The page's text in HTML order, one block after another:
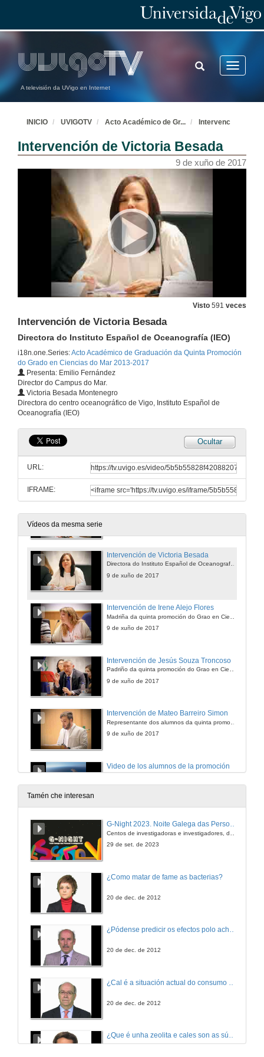
A televisión da UVigo en Internet
Toggle
TOGGLE
SEARCH
INICIO UVIGOTV Acto Académico de Gr... Intervenc
Intervención de Victoria Besada
9 de xuño de 2017
Visto 591 veces
Intervención de Victoria Besada
Directora do Instituto Español de Oceanografía (IEO)
i18n.one.Series:Acto Académico de Graduación da Quinta Promoción
do Grado en Ciencias do Mar 2013-2017
Presenta: Emilio Fernández
Director do Campus do Mar.
Victoria Besada Montenegro
Directora do centro oceanográfico de Vigo, Instituto Español de
Oceanografía (IEO)
Ocultar
URL:
IFRAME:
Vídeos da mesma serie
A cargo da Escola de Música de Vincios
9 de xuño de 2017
Intervención de Jesús Goce Lemos
Intervención de Victoria Besada
Directora do Instituto Español de Oceanografía (IEO)
9 de xuño de 2017
Intervención de Irene Alejo Flores
9 de xuño de 2017
Intervención de Jesús Souza Troncoso
Padriño da quinta promoción do Grao en Ciencias do Mar
9 de xuño de 2017
Intervención de Mateo Barreiro Simon
9 de xuño de 2017
Video de los alumnos de la promoción
17 de xul. de 2017
Decana da Facultade de Ciencias do Mar
Intervención de Emilio Fernández
Director do Campus do Mar
A cargo de la Escuela de Música de Vincios
Tamén che interesan
G-Night 2023. Noite Galega das Persoas Investigadoras. Conciencias creativas
29 de set. de 2023
¿Como matar de fame as bacterias?
20 de dec. de 2012
¿Pódense predicir os efectos polo achegamento á Terra dos asteroides?
20 de dec. de 2012
20 de dec. de 2012
¿Que é unha zeolita e cales son as súas aplicacións?